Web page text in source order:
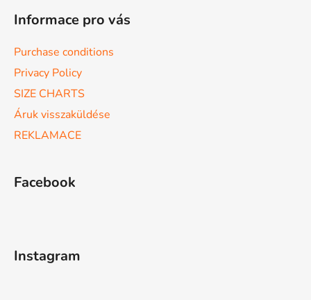
Informace pro vás
Purchase conditions
Privacy Policy
SIZE CHARTS
Áruk visszaküldése
REKLAMACE
Facebook
Instagram